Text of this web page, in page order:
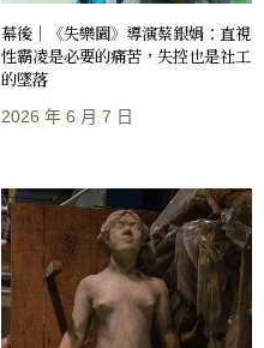
幕後｜《失樂園》導演蔡銀娟：直視
性霸凌是必要的痛苦，失控也是社工
的墜落
2026 年 6 月 7 日